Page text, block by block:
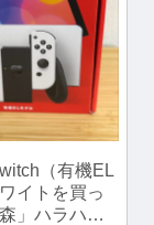
（有機EL
イトを買っ
」ハラハ